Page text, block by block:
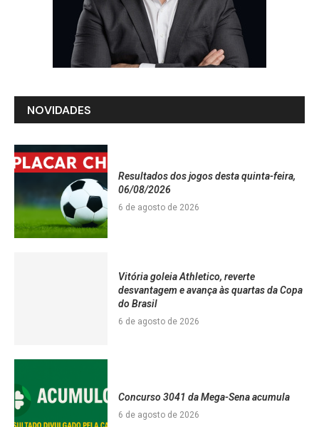
NOVIDADES
Resultados dos jogos desta quinta-feira,
06/08/2026
6 de agosto de 2026
Vitória goleia Athletico, reverte
desvantagem e avança às quartas da Copa
do Brasil
6 de agosto de 2026
Concurso 3041 da Mega-Sena acumula
6 de agosto de 2026